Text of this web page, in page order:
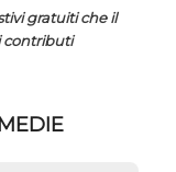
gratuiti che il
contributi